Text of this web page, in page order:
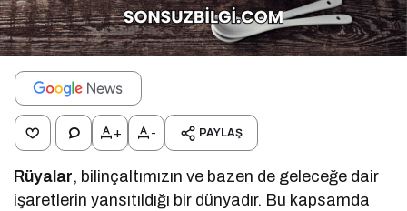
+ - PAYLAŞ
Rüyalar, bilinçaltımızın ve bazen de geleceğe dair
işaretlerin yansıtıldığı bir dünyadır. Bu kapsamda